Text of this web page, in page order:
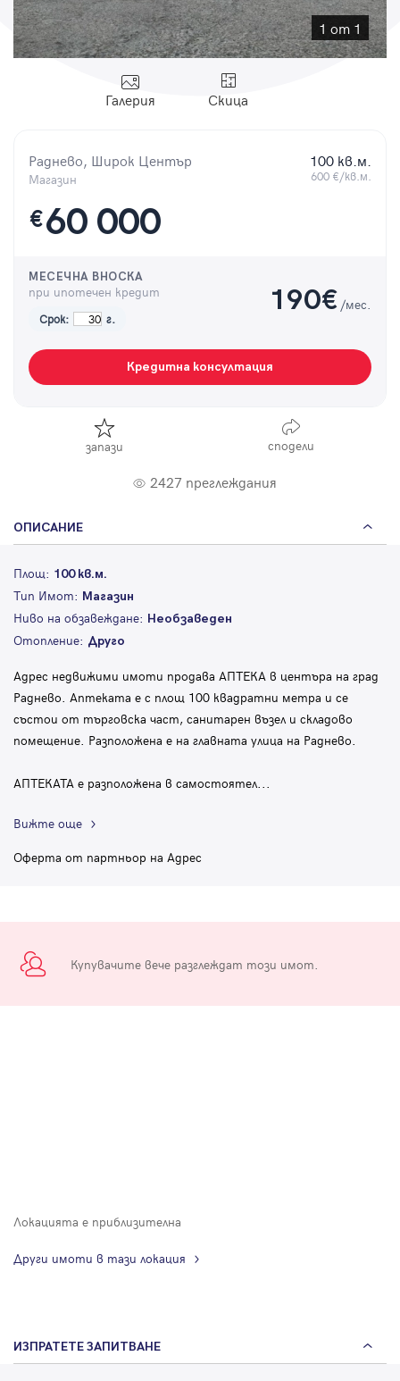
1 от 1
Галерия Скица
Раднево, Широк Център
Магазин
100 кв.м.
600 €/кв.м.
€60 000
МЕСЕЧНА ВНОСКА
при ипотечен кредит
Срок: г.
190€ /мес.
Кредитна консултация
запази сподели
2427 преглеждания
ОПИСАНИЕ
Площ: 100 кв.м.
Тип Имот: Магазин
Ниво на обзавеждане: Необзаведен
Отопление: Друго
Адрес недвижими имоти продава АПТЕКА в центъра на град
Раднево. Аптеката е с площ 100 квадратни метра и се
състои от търговска част, санитарен възел и складово
помещение. Разположена е на главната улица на Раднево.
АПТЕКАТА е разположена в самостоятел...
Вижте още
Оферта от партньор на Адрес
Купувачите вече разглеждат този имот.
Локацията е приблизителна
Други имоти в тази локация
ИЗПРАТЕТЕ ЗАПИТВАНЕ
Парола
Регистрация